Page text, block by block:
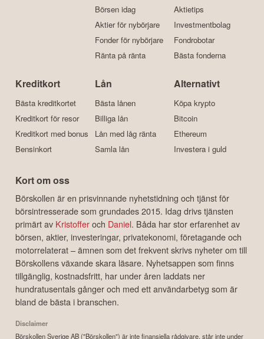
Börsen idag
Aktier för nybörjare
Fonder för nybörjare
Ränta på ränta
Aktietips
Investmentbolag
Fondrobotar
Bästa fonderna
Kreditkort
Bästa kreditkortet
Kreditkort för resor
Kreditkort med bonus
Bensinkort
Lån
Bästa lånen
Billiga lån
Lån med låg ränta
Samla lån
Alternativt
Köpa krypto
Bitcoin
Ethereum
Investera i guld
Kort om oss
Börskollen är en prisvinnande nyhetstidning och tjänst för
börsintresserade som grundades 2015. Idag drivs tjänsten
primärt av Kristofferoch Daniel. Båda har stor erfarenhet av
börsen, aktier, investeringar, privatekonomi, företagande och
motorrelaterat – ämnen som det frekvent skrivs nyheter om till
Börskollens växande skara läsare. Nyhetsappen som finns
tillgänglig, kostnadsfritt, har under åren laddats ner
hundratusentals gånger och med ett användarbetyg som är
bland de bästa i branschen.
Disclaimer
Börskollen Sverige AB ("Börskollen") är inte finansiella rådgivare, står inte under